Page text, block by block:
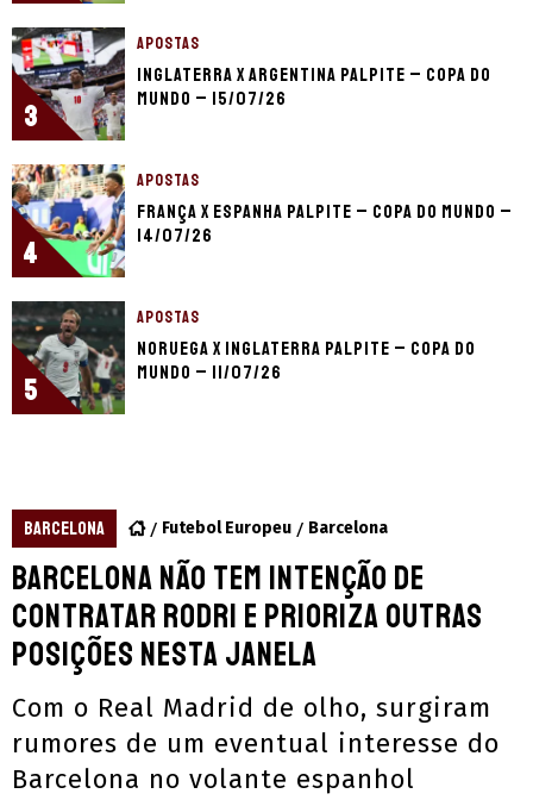
3
APOSTAS
Inglaterra x Argentina palpite – Copa do
Mundo – 15/07/26
4
APOSTAS
França x Espanha palpite – Copa do Mundo –
14/07/26
5
APOSTAS
Noruega x Inglaterra palpite – Copa do
Mundo – 11/07/26
BARCELONA Futebol Europeu Barcelona
Barcelona não tem intenção de
contratar Rodri e prioriza outras
posições nesta janela
Com o Real Madrid de olho, surgiram
rumores de um eventual interesse do
Barcelona no volante espanhol